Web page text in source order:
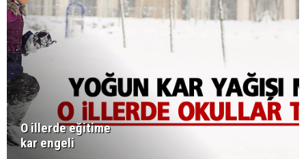
O illerde eğitime
kar engeli